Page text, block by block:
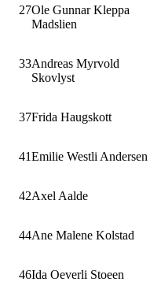
27Ole Gunnar Kleppa
Madslien
33Andreas Myrvold
Skovlyst
37Frida Haugskott
41Emilie Westli Andersen
42Axel Aalde
44Ane Malene Kolstad
46Ida Oeverli Stoeen